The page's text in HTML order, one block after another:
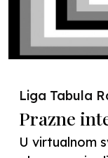
Liga Tabula
Prazne
U virtualnom